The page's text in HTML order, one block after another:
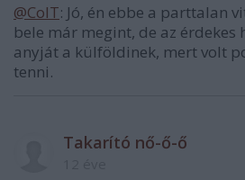
@ColT: Jó, én ebbe a parttalan
bele már megint, de az érdekes
anyját a külföldinek, mert volt
tenni.
Takarító nő-ő-ő